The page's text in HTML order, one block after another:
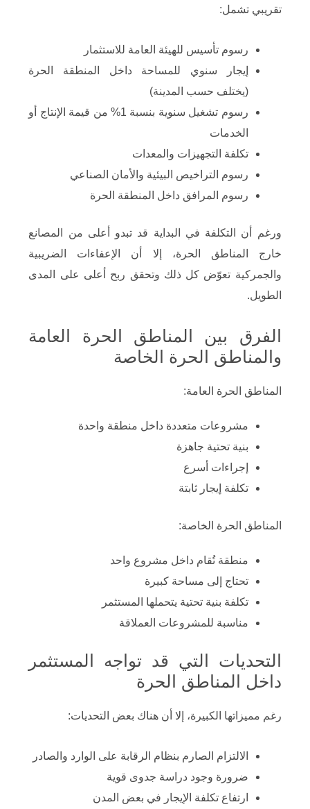
تقريبي تشمل:
رسوم تأسيس للهيئة العامة للاستثمار
إيجار سنوي للمساحة داخل المنطقة الحرة
(يختلف حسب المدينة)
رسوم تشغيل سنوية بنسبة 1% من قيمة الإنتاج أو
الخدمات
تكلفة التجهيزات والمعدات
رسوم التراخيص البيئية والأمان الصناعي
رسوم المرافق داخل المنطقة الحرة
ورغم أن التكلفة في البداية قد تبدو أعلى من المصانع
خارج المناطق الحرة، إلا أن الإعفاءات الضريبية
والجمركية تعوّض كل ذلك وتحقق ربح أعلى على المدى
الطويل.
الفرق بين المناطق الحرة العامة
والمناطق الحرة الخاصة
المناطق الحرة العامة:
مشروعات متعددة داخل منطقة واحدة
بنية تحتية جاهزة
إجراءات أسرع
تكلفة إيجار ثابتة
المناطق الحرة الخاصة:
منطقة تُقام داخل مشروع واحد
تحتاج إلى مساحة كبيرة
تكلفة بنية تحتية يتحملها المستثمر
مناسبة للمشروعات العملاقة
التحديات التي قد تواجه المستثمر
داخل المناطق الحرة
رغم مميزاتها الكبيرة، إلا أن هناك بعض التحديات:
الالتزام الصارم بنظام الرقابة على الوارد والصادر
ضرورة وجود دراسة جدوى قوية
ارتفاع تكلفة الإيجار في بعض المدن